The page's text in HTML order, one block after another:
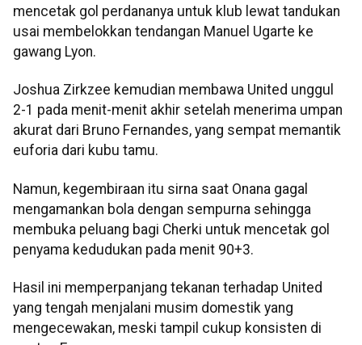
mencetak gol perdananya untuk klub lewat tandukan
usai membelokkan tendangan Manuel Ugarte ke
gawang Lyon.
Joshua Zirkzee kemudian membawa United unggul
2-1 pada menit-menit akhir setelah menerima umpan
akurat dari Bruno Fernandes, yang sempat memantik
euforia dari kubu tamu.
Namun, kegembiraan itu sirna saat Onana gagal
mengamankan bola dengan sempurna sehingga
membuka peluang bagi Cherki untuk mencetak gol
penyama kedudukan pada menit 90+3.
Hasil ini memperpanjang tekanan terhadap United
yang tengah menjalani musim domestik yang
mengecewakan, meski tampil cukup konsisten di